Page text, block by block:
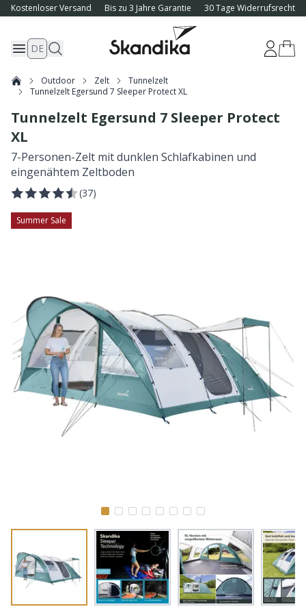
Kostenloser Versand Bis zu 3 Jahre Garantie 30 Tage Widerrufsrecht
DE
Outdoor Zelt
Tunnelzelt
Tunnelzelt Egersund 7 Sleeper Protect XL
Tunnelzelt Egersund 7 Sleeper Protect
XL
7-Personen-Zelt mit dunklen Schlafkabinen und
eingenähtem Zeltboden
(37)
Summer Sale